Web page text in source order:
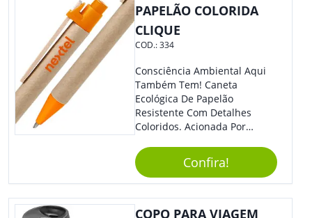
PAPELÃO COLORIDA
CLIQUE
COD.:334
Consciência Ambiental Aqui
Também Tem! Caneta
Ecológica De Papelão
Resistente Com Detalhes
Coloridos. Acionada Por
E Tem Ponteira Firme, Ideal
Para Traços Precisos.
Confira!
COPO PARA VIAGEM